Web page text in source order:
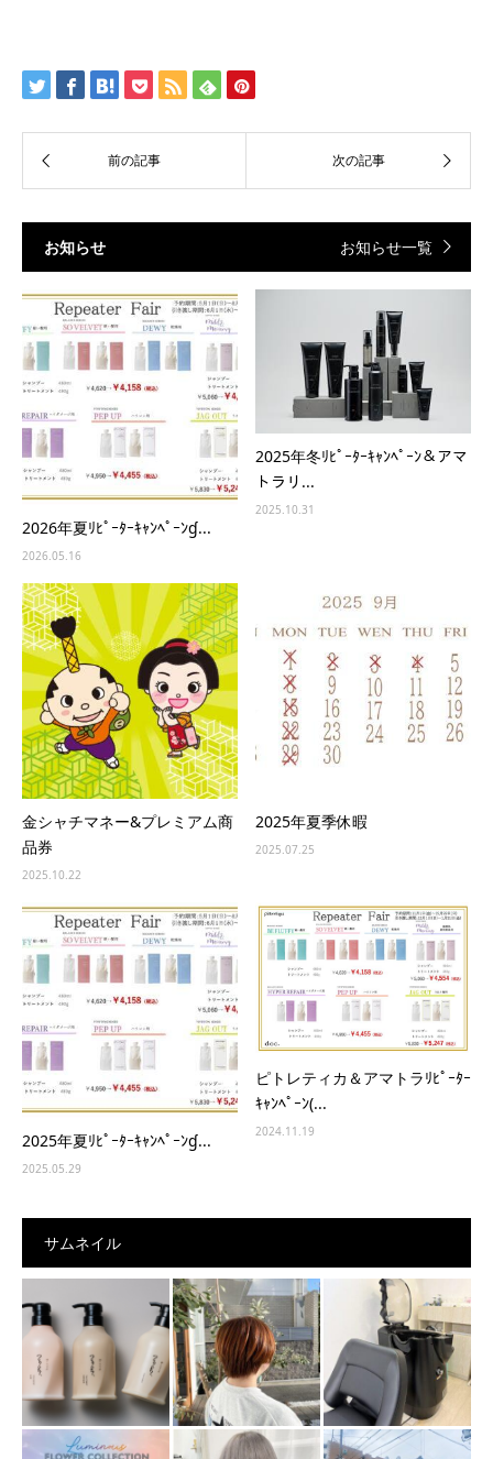
お知らせ お知らせ一覧
2026年夏ﾘﾋﾟｰﾀｰｷｬﾝﾍﾟｰﾝɠ...
2026.05.16
2025年冬ﾘﾋﾟｰﾀｰｷｬﾝﾍﾟｰﾝ＆アマ
トラリ...
2025.10.31
金シャチマネー&プレミアム商
品券
2025.10.22
2025年夏季休暇
2025.07.25
2025年夏ﾘﾋﾟｰﾀｰｷｬﾝﾍﾟｰﾝɠ...
2025.05.29
ピトレティカ＆アマトラﾘﾋﾟｰﾀｰ
ｷｬﾝﾍﾟｰﾝ(...
2024.11.19
サムネイル